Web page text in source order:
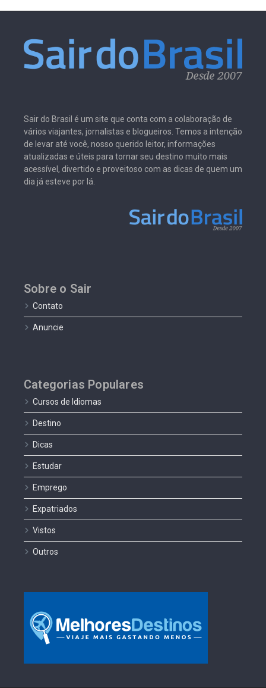
Sair do Brasil é um site que conta com a colaboração de
vários viajantes, jornalistas e blogueiros. Temos a intenção
de levar até você, nosso querido leitor, informações
atualizadas e úteis para tornar seu destino muito mais
acessível, divertido e proveitoso com as dicas de quem um
dia já esteve por lá.
Sobre o Sair
Contato
Anuncie
Categorias Populares
Cursos de Idiomas
Destino
Dicas
Estudar
Emprego
Expatriados
Vistos
Outros